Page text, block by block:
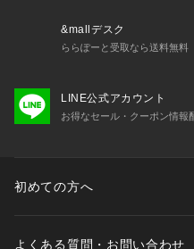
＜商品仕様＞
・3/4カップ
・取り外し可能パッド付属（
・ホック：2段×3列
＜関連アイテム＞
お揃いのアイテムは以下より
&mallデスク
ららぽーと受取なら送料無料
LINE公式アカウント
お得なセール・クーポン情報
初めての方へ
よくある質問・お問い合わせ